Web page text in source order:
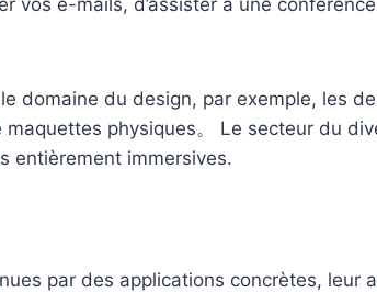
domaine du design, par exemple, les
physiques。 Le secteur du
entièrement immersives.
par des applications concrètes, leur